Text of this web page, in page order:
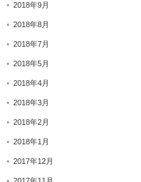
2018年9月
2018年8月
2018年7月
2018年5月
2018年4月
2018年3月
2018年2月
2018年1月
2017年12月